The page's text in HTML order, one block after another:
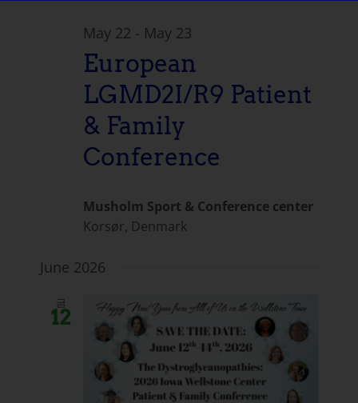
May 22 - May 23
European
LGMD2I/R9 Patient
& Family
Conference
Musholm Sport & Conference center
Korsør, Denmark
June 2026
금
12